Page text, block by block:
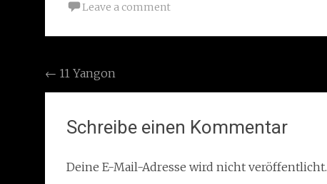
Leave a comment
Post
navigation
← 11 Yangon
Schreibe einen Kommentar
Deine E-Mail-Adresse wird nicht veröffentlicht.